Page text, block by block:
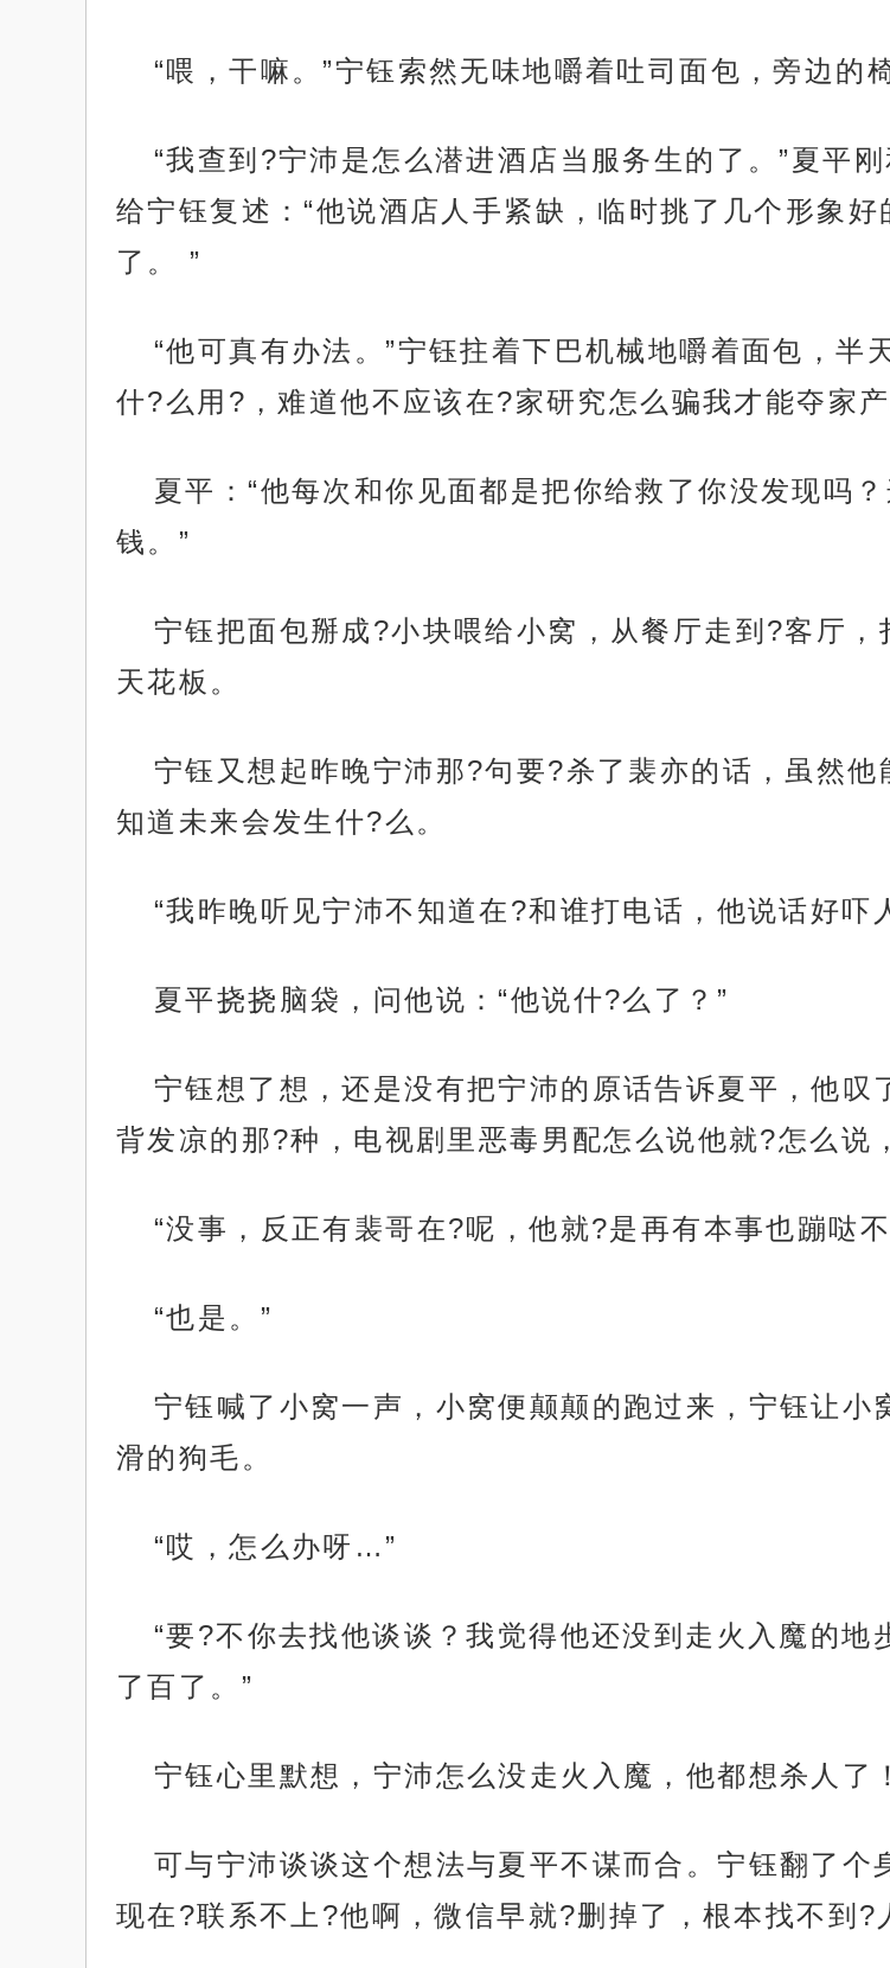
“喂，干嘛。”宁钰索然无味地嚼着吐司面包，旁边的
“我查到?宁沛是怎么潜进酒店当服务生的了。”夏平
给宁钰复述：“他说酒店人手紧缺，临时挑了几个形象
了。 ”
“他可真有办法。”宁钰拄着下巴机械地嚼着面包，半
什?么用?，难道他不应该在?家研究怎么骗我才能夺家产
夏平：“他每次和你见面都是把你给救了你没发现吗
钱。”
宁钰把面包掰成?小块喂给小窝，从餐厅走到?客厅
天花板。
宁钰又想起昨晚宁沛那?句要?杀了裴亦的话，虽然
知道未来会发生什?么。
“我昨晚听见宁沛不知道在?和谁打电话，他说话好吓
夏平挠挠脑袋，问他说：“他说什?么了？”
宁钰想了想，还是没有把宁沛的原话告诉夏平，他叹
背发凉的那?种，电视剧里恶毒男配怎么说他就?怎么说
“没事，反正有裴哥在?呢，他就?是再有本事也蹦哒
“也是。”
宁钰喊了小窝一声，小窝便颠颠的跑过来，宁钰让
滑的狗毛。
“哎，怎么办呀…”
“要?不你去找他谈谈？我觉得他还没到走火入魔的
了百了。”
宁钰心里默想，宁沛怎么没走火入魔，他都想杀人了！
可与宁沛谈谈这个想法与夏平不谋而合。宁钰翻了个
现在?联系不上?他啊，微信早就?删掉了，根本找不到?